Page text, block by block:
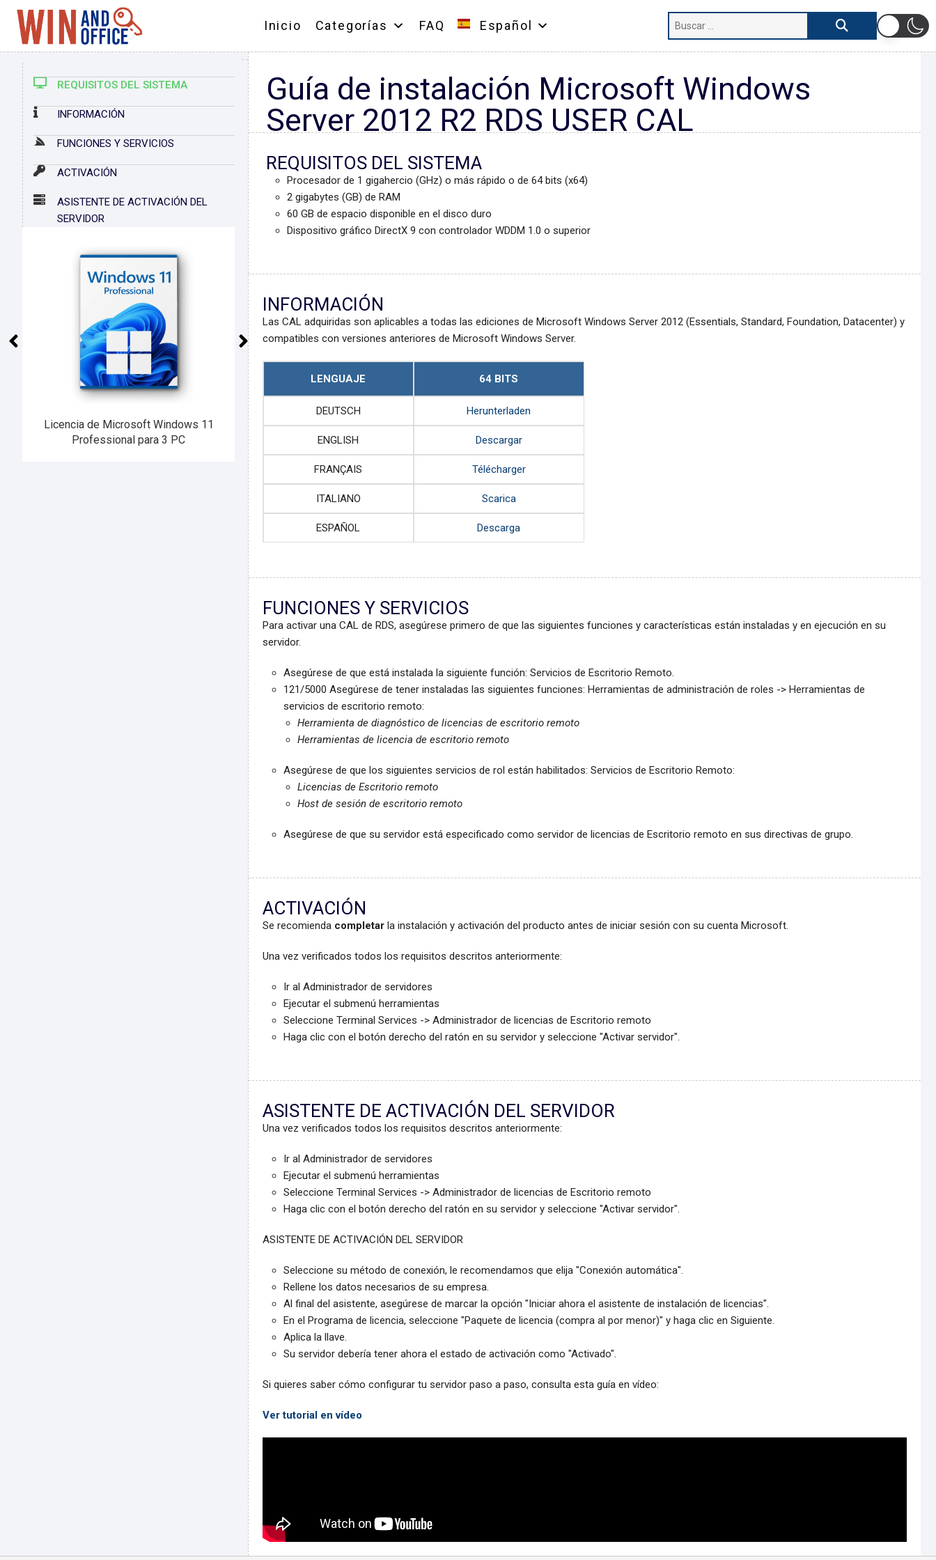
Inicio Categorías FAQ Español
REQUISITOS DEL SISTEMA
INFORMACIÓN
FUNCIONES Y SERVICIOS
ACTIVACIÓN
ASISTENTE DE ACTIVACIÓN DEL
SERVIDOR
Licencia Microsoft Office 2024
Professional Plus para 3 dispositivos
Licencia de Microsoft Windows 11
Professional para 3 PC
Guía de instalación Microsoft Windows
Server 2012 R2 RDS USER CAL
REQUISITOS DEL SISTEMA
Procesador de 1 gigahercio (GHz) o más rápido o de 64 bits (x64)
2 gigabytes (GB) de RAM
60 GB de espacio disponible en el disco duro
Dispositivo gráfico DirectX 9 con controlador WDDM 1.0 o superior
INFORMACIÓN
Las CAL adquiridas son aplicables a todas las ediciones de Microsoft Windows Server 2012 (Essentials, Standard, Foundation, Datacenter) y
compatibles con versiones anteriores de Microsoft Windows Server.
LENGUAJE 64 BITS
DEUTSCH Herunterladen
ENGLISH Descargar
FRANÇAIS Télécharger
ITALIANO Scarica
ESPAÑOL Descarga
FUNCIONES Y SERVICIOS
Para activar una CAL de RDS, asegúrese primero de que las siguientes funciones y características están instaladas y en ejecución en su
servidor.
Asegúrese de que está instalada la siguiente función: Servicios de Escritorio Remoto.
121/5000 Asegúrese de tener instaladas las siguientes funciones: Herramientas de administración de roles -> Herramientas de
servicios de escritorio remoto:
Herramienta de diagnóstico de licencias de escritorio remoto
Herramientas de licencia de escritorio remoto
Asegúrese de que los siguientes servicios de rol están habilitados: Servicios de Escritorio Remoto:
Licencias de Escritorio remoto
Host de sesión de escritorio remoto
Asegúrese de que su servidor está especificado como servidor de licencias de Escritorio remoto en sus directivas de grupo.
ACTIVACIÓN
Se recomienda completarla instalación y activación del producto antes de iniciar sesión con su cuenta Microsoft.
Una vez verificados todos los requisitos descritos anteriormente:
Ir al Administrador de servidores
Ejecutar el submenú herramientas
Seleccione Terminal Services -> Administrador de licencias de Escritorio remoto
Haga clic con el botón derecho del ratón en su servidor y seleccione "Activar servidor".
ASISTENTE DE ACTIVACIÓN DEL SERVIDOR
Una vez verificados todos los requisitos descritos anteriormente:
Ir al Administrador de servidores
Ejecutar el submenú herramientas
Seleccione Terminal Services -> Administrador de licencias de Escritorio remoto
Haga clic con el botón derecho del ratón en su servidor y seleccione "Activar servidor".
ASISTENTE DE ACTIVACIÓN DEL SERVIDOR
Seleccione su método de conexión, le recomendamos que elija "Conexión automática".
Rellene los datos necesarios de su empresa.
Al final del asistente, asegúrese de marcar la opción "Iniciar ahora el asistente de instalación de licencias".
En el Programa de licencia, seleccione "Paquete de licencia (compra al por menor)" y haga clic en Siguiente.
Aplica la llave.
Su servidor debería tener ahora el estado de activación como "Activado".
Si quieres saber cómo configurar tu servidor paso a paso, consulta esta guía en vídeo:
Ver tutorial en vídeo